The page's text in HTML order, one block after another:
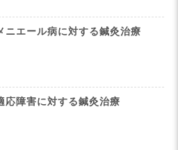
ニエール病に対する鍼灸治療
応障害に対する鍼灸治療